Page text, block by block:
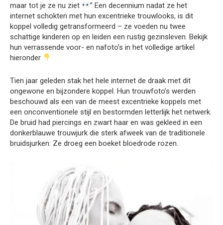
maar tot je ze nu ziet
” Een decennium nadat ze het
internet schokten met hun excentrieke trouwlooks, is dit
koppel volledig getransformeerd – ze voeden nu twee
schattige kinderen op en leiden een rustig gezinsleven. Bekijk
hun verrassende voor- en nafoto’s in het volledige artikel
hieronder
Tien jaar geleden stak het hele internet de draak met dit
ongewone en bijzondere koppel. Hun trouwfoto’s werden
beschouwd als een van de meest excentrieke koppels met
een onconventionele stijl en bestormden letterlijk het netwerk.
De bruid had piercings en zwart haar en was gekleed in een
donkerblauwe trouwjurk die sterk afweek van de traditionele
bruidsjurken. Ze droeg een boeket bloedrode rozen.